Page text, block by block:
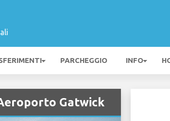
PARCHEGGIO INFO
Gatwick